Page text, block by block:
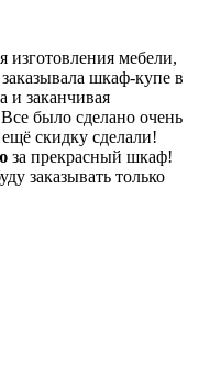
мебели,
шкаф-купе в
и заканчивая
было сделано очень
скидку сделали!
за прекрасный шкаф!
заказывать только